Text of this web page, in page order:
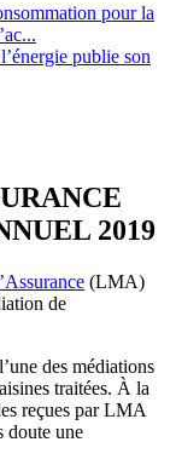
pour la
publie son
2019
(LMA)
de
des médiations
traitées. À la
reçues par LMA
doute une